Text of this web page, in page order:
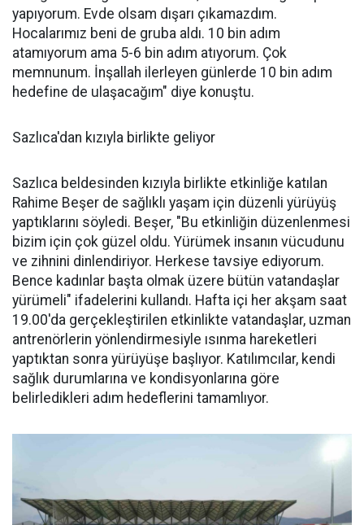
yapıyorum. Evde olsam dışarı çıkamazdım.
Hocalarımız beni de gruba aldı. 10 bin adım
atamıyorum ama 5-6 bin adım atıyorum. Çok
memnunum. İnşallah ilerleyen günlerde 10 bin adım
hedefine de ulaşacağım" diye konuştu.
Sazlıca'dan kızıyla birlikte geliyor
Sazlıca beldesinden kızıyla birlikte etkinliğe katılan
Rahime Beşer de sağlıklı yaşam için düzenli yürüyüş
yaptıklarını söyledi. Beşer, "Bu etkinliğin düzenlenmesi
bizim için çok güzel oldu. Yürümek insanın vücudunu
ve zihnini dinlendiriyor. Herkese tavsiye ediyorum.
Bence kadınlar başta olmak üzere bütün vatandaşlar
yürümeli" ifadelerini kullandı. Hafta içi her akşam saat
19.00'da gerçekleştirilen etkinlikte vatandaşlar, uzman
antrenörlerin yönlendirmesiyle ısınma hareketleri
yaptıktan sonra yürüyüşe başlıyor. Katılımcılar, kendi
sağlık durumlarına ve kondisyonlarına göre
belirledikleri adım hedeflerini tamamlıyor.